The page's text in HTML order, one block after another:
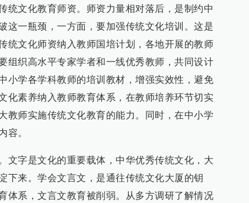
统文化教育师资。师资力量相对落后，是制约中
这一瓶颈，一方面，要加强传统文化培训。这是
统文化师资纳入教师国培计划，各地开展的教师
组织高水平专家学者和一线优秀教师，共同设计
小学各学科教师的培训教材，增强实效性，避免
化素养纳入教师教育体系，在教师培养环节切实
教师实施传统文化教育的能力。同时，在中小学
容。
文字是文化的重要载体，中华优秀传统文化，大
下来。学会文言文，是通往传统文化大厦的钥
体系，文言文教育被削弱。从多方调研了解情况